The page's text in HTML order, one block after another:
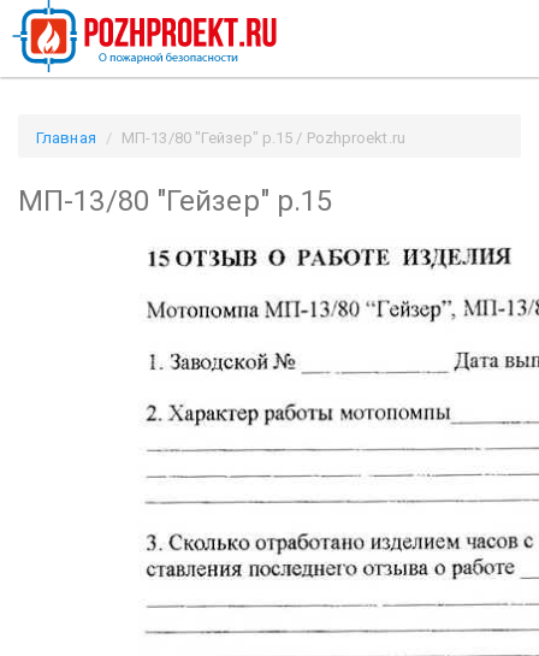
Главная МП-13/80 "Гейзер" р.15 / Pozhproekt.ru
МП-13/80 "Гейзер" р.15